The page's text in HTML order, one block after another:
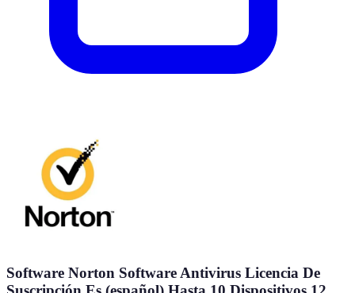
Software Norton Software Antivirus Licencia De